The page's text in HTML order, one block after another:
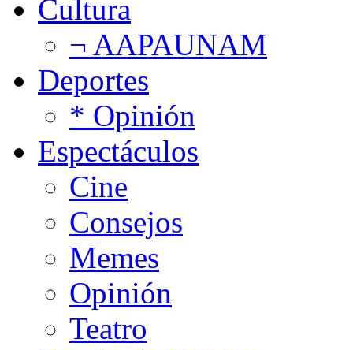
Cultura
¬ AAPAUNAM
Deportes
* Opinión
Espectáculos
Cine
Consejos
Memes
Opinión
Teatro